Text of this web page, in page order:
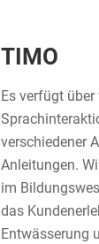
TIMO
Es verfügt
verschiedener
Anleitungen.
im
das
Entwässerung